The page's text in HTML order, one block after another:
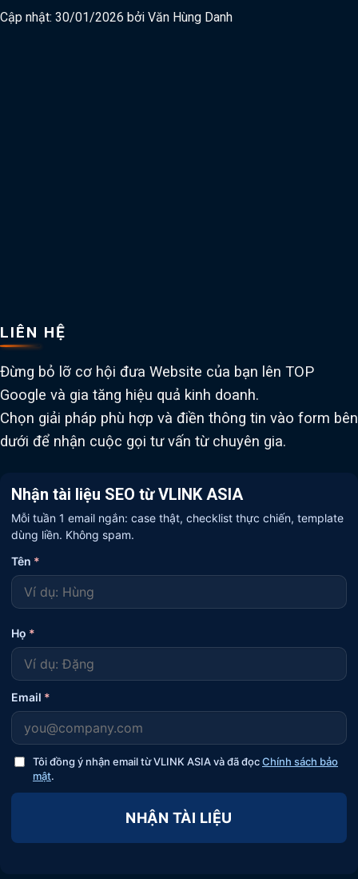
Cập nhật: 30/01/2026 bởi Văn Hùng Danh
LIÊN HỆ
Đừng bỏ lỡ cơ hội đưa Website của bạn lên TOP
Google và gia tăng hiệu quả kinh doanh.
Chọn giải pháp phù hợp và điền thông tin vào form bên
dưới để nhận cuộc gọi tư vấn từ chuyên gia.
Nhận tài liệu SEO từ VLINK ASIA
Mỗi tuần 1 email ngắn: case thật, checklist thực chiến, template
dùng liền. Không spam.
Tên *
Họ *
Email *
Tôi đồng ý nhận email từ VLINK ASIA và đã đọcChính sách bảo
mật.
NHẬN TÀI LIỆU